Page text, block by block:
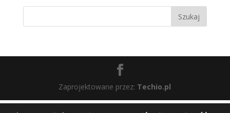
Zaprojektowane przez: Techio.pl